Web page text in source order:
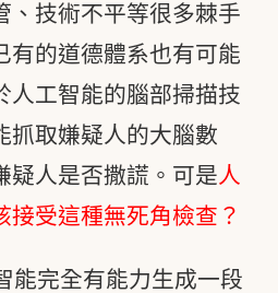
、技術不平等很多棘手
有的道德體系也有可能
人工智能的腦部掃描技
抓取嫌疑人的大腦數
疑人是否撒謊。可是人
接受這種無死角檢查？
能完全有能力生成一段